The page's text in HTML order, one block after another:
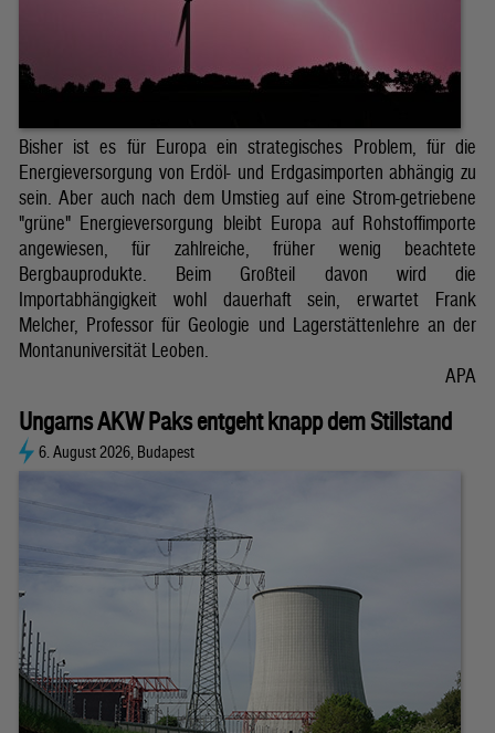
Bisher ist es für Europa ein strategisches Problem, für die
Energieversorgung von Erdöl- und Erdgasimporten abhängig zu
sein. Aber auch nach dem Umstieg auf eine Strom-getriebene
"grüne" Energieversorgung bleibt Europa auf Rohstoffimporte
angewiesen, für zahlreiche, früher wenig beachtete
Bergbauprodukte. Beim Großteil davon wird die
Importabhängigkeit wohl dauerhaft sein, erwartet Frank
Melcher, Professor für Geologie und Lagerstättenlehre an der
Montanuniversität Leoben.
APA
Ungarns AKW Paks entgeht knapp dem Stillstand
6. August 2026, Budapest